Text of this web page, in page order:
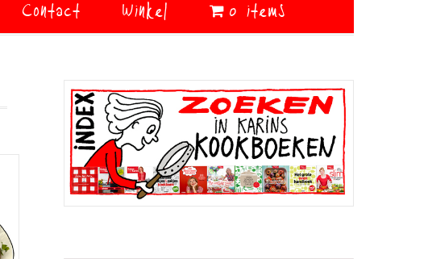
Contact Winkel 0 items
Primaire
Sidebar